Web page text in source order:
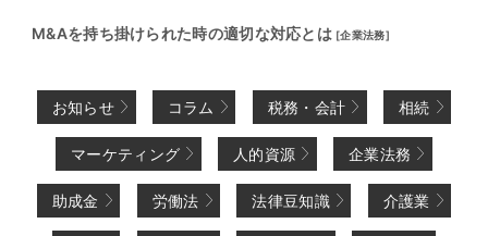
M&Aを持ち掛けられた時の適切な対応とは [企業法務]
お知らせ コラム 税務・会計 相続
マーケティング 人的資源 企業法務
助成金 労働法 法律豆知識 介護業